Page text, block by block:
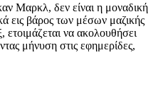
Μαρκλ, δεν είναι η μοναδική
εις βάρος των μέσων μαζικής
να ακολουθήσει
μήνυση στις εφημερίδες,